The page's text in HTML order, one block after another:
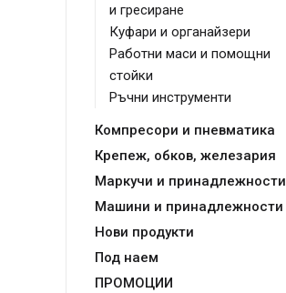
и гресиране
Куфари и органайзери
Работни маси и помощни
стойки
Ръчни инструменти
Компресори и пневматика
Крепеж, обков, железария
Маркучи и принадлежности
Машини и принадлежности
Нови продукти
Под наем
ПРОМОЦИИ